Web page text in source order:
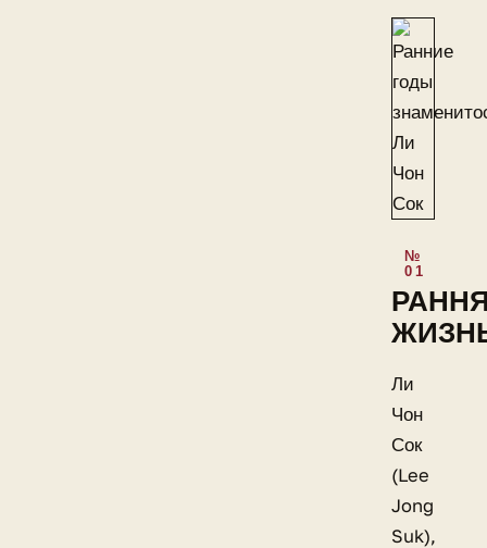
Ли
Чон
Сок
(Lee
Jong
Suk),